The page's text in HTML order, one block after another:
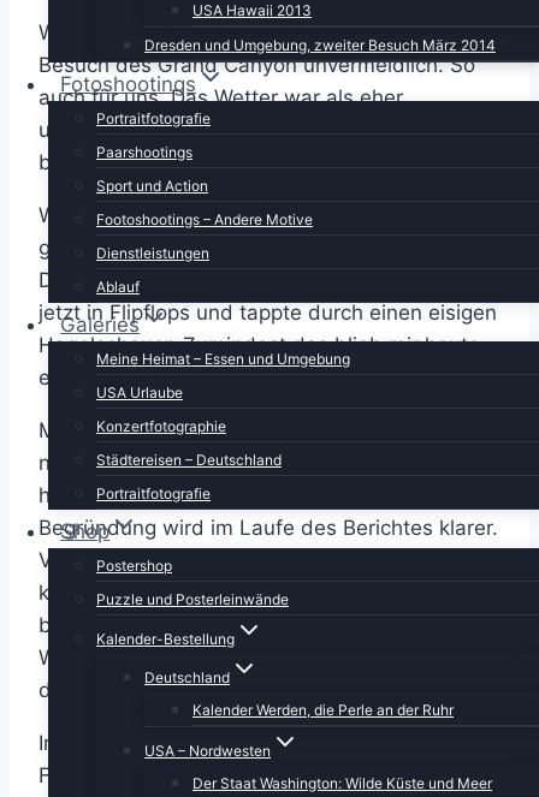
USA Hawaii 2013
Dresden und Umgebung, zweiter Besuch März 2014
Fotoshootings
Portraitfotografie
Paarshootings
Sport und Action
Footoshootings – Andere Motive
Dienstleistungen
Ablauf
Galeries
Meine Heimat – Essen und Umgebung
USA Urlaube
Konzertfotographie
Städtereisen – Deutschland
Portraitfotografie
Shop
Postershop
Puzzle und Posterleinwände
Kalender-Bestellung
Deutschland
Kalender Werden, die Perle an der Ruhr
USA – Nordwesten
Der Staat Washington: Wilde Küste und Meer
Wenn man sich in Flagstaff aufhält, ist ein
Besuch des Grand Canyon unvermeidlich. So
auch für uns. Das Wetter war als eher
unbeständig angekündigt worden, zumindest
bläute nach dem Aufwachen noch der Himmel.
Wir marschierten in unser Frühstücksrestaurant
gegenüber. Erinnungen an 2019 werden wach:
Da war ich die gleiche Strecke gegangen, wie
jetzt in Flipflops und tappte durch einen eisigen
Hagelschauer. Zumindest das blieb mir heute
erspart.
Man kann den Canyon entweder von West
nach Ost oder umgekehrt durchfahren. Wir
hatten uns für die erste Version entschieden,
Begründung wird im Laufe des Berichtes klarer.
Voher vorsichtshalber nochmal tanken, da
kommen schon ein paar Meilen zusammen. Am
billigsten war es wie früher am Safeway Ecke
West und East Cedar. Von dort aus ging es
direkt weiter bis zu 180.
Im Sonnenlicht leuchteten uns die San
Francisco Mountains entgegen.